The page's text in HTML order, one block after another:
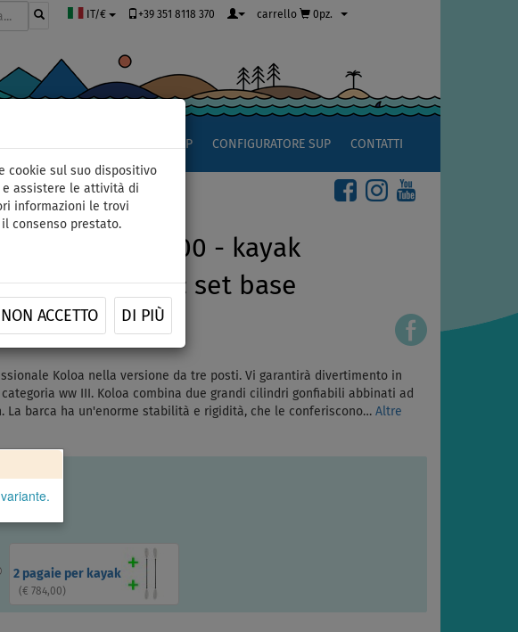
cookie sul suo dispositivo
e assistere le attività di
informazioni le trovi
consenso prestato.
NON ACCETTO DI PIÙ
IT/€ +39 351 8118 370 carrello 0pz.
APPROCCIO AL SUP CONFIGURATORE SUP CONTATTI
Koloa 400 - kayak
- opzione: set base
Koloa nella versione da tre posti. Vi garantirà divertimento in
ww III. Koloa combina due grandi cilindri gonfiabili abbinati ad
La barca ha un'enorme stabilità e rigidità, che le conferiscono… Altre
2 pagaie per kayak
(€ 784,00)